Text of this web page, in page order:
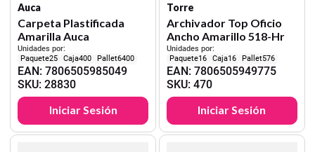
Auca
Carpeta Plastificada
Amarilla Auca
Unidades por:
25
400 6400
EAN:7806505985049
SKU:28830
Iniciar Sesión
Torre
Archivador Top Oficio
Ancho Amarillo 518-Hr
Unidades por:
16
16 576
EAN: 7806505949775
SKU: 470
Iniciar Sesión